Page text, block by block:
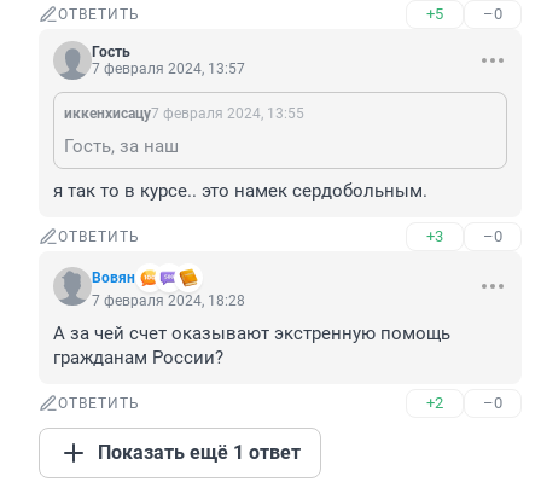
ОТВЕТИТЬ +5 –0
Гость
7 февраля 2024, 13:57
иккенхисацу7 февраля 2024, 13:55
Гость, за наш
я так то в курсе.. это намек сердобольным.
ОТВЕТИТЬ +3 –0
Вовян
7 февраля 2024, 18:28
А за чей счет оказывают экстренную помощь
гражданам России?
ОТВЕТИТЬ +2 –0
Показать ещё 1 ответ